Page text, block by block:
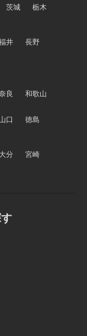
茨城
栃木
井 長野
良 和歌山
山口
徳島
大分
宮崎